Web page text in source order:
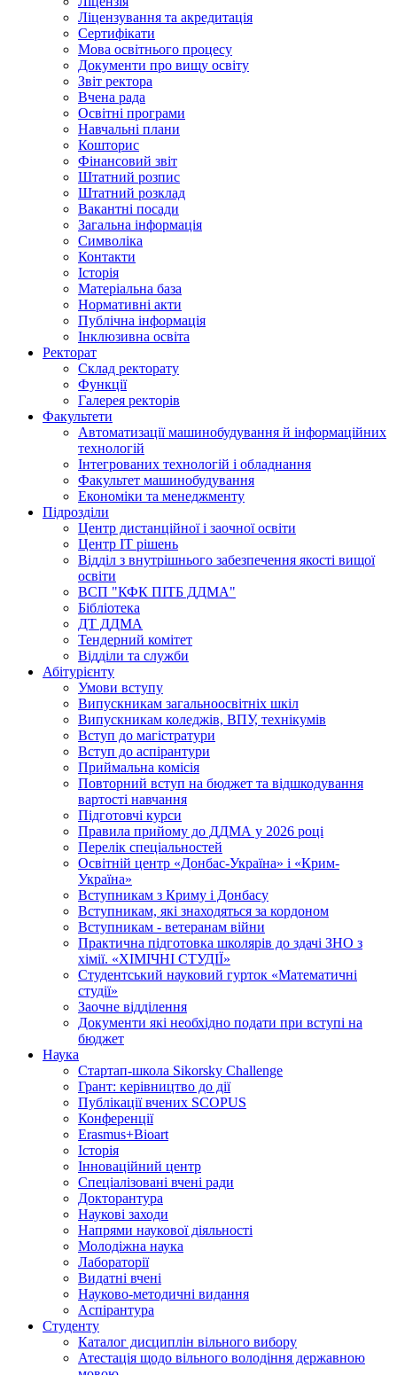
Ліцензування та акредитація
Сертифікати
Мова освітнього процесу
Документи про вищу освіту
Звіт ректора
Вчена рада
Освітні програми
Навчальні плани
Кошторис
Фінансовий звіт
Штатний розпис
Штатний розклад
Вакантні посади
Загальна інформація
Символіка
Контакти
Історія
Матеріальна база
Нормативні акти
Публічна інформація
Інклюзивна освіта
Ректорат
Склад ректорату
Функції
Галерея ректорів
Факультети
Автоматизації машинобудування й інформаційних
технологій
Інтегрованих технологій і обладнання
Факультет машинобудування
Економіки та менеджменту
Підрозділи
Центр дистанційної і заочної освіти
Центр ІТ рішень
Відділ з внутрішнього забезпечення якості вищої
освіти
ВСП "КФК ПІТБ ДДМА"
Бібліотека
ДТ ДДМА
Тендерний комітет
Відділи та служби
Абітурієнту
Умови вступу
Випускникам загальноосвітніх шкіл
Випускникам коледжів, ВПУ, технікумів
Вступ до магістратури
Вступ до аспірантури
Приймальна комісія
Повторний вступ на бюджет та відшкодування
вартості навчання
Підготовчі курси
Правила прийому до ДДМА у 2026 році
Перелік спеціальностей
Освітній центр «Донбас-Україна» і «Крим-
Україна»
Вступникам з Криму і Донбасу
Вступникам, які знаходяться за кордоном
Вступникам - ветеранам війни
Практична підготовка школярів до здачі ЗНО з
хімії. «ХІМІЧНІ СТУДІЇ»
Студентський науковий гурток «Математичні
студії»
Заочне відділення
Документи які необхідно подати при вступі на
бюджет
Наука
Стартап-школа Sikorsky Challenge
Грант: керівництво до дії
Публікації вчених SCOPUS
Конференції
Erasmus+Bioart
Історія
Інноваційний центр
Спеціалізовані вчені ради
Докторантура
Наукові заходи
Напрями наукової діяльності
Молодіжна наука
Лабораторії
Видатні вчені
Науково-методичні видання
Аспірантура
Студенту
Каталог дисциплін вільного вибору
Атестація щодо вільного володіння державною